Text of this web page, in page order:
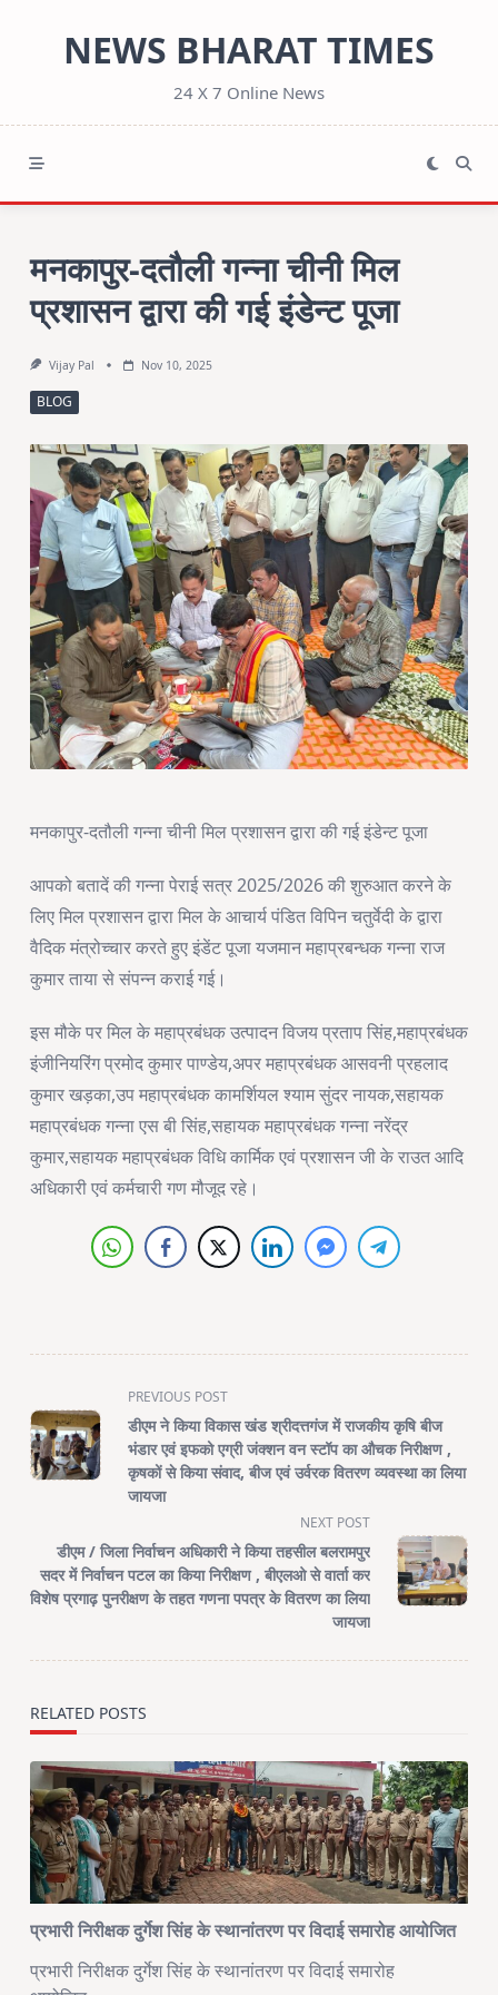
NEWS BHARAT TIMES
24 X 7 Online News
मनकापुर-दतौली गन्ना चीनी मिल
प्रशासन द्वारा की गई इंडेन्ट पूजा
Vijay Pal Nov 10, 2025
BLOG
मनकापुर-दतौली गन्ना चीनी मिल प्रशासन द्वारा की गई इंडेन्ट पूजा
आपको बतादें की गन्ना पेराई सत्र 2025/2026 की शुरुआत करने के
लिए मिल प्रशासन द्वारा मिल के आचार्य पंडित विपिन चतुर्वेदी के द्वारा
वैदिक मंत्रोच्चार करते हुए इंडेंट पूजा यजमान महाप्रबन्धक गन्ना राज
कुमार ताया से संपन्न कराई गई।
इस मौके पर मिल के महाप्रबंधक उत्पादन विजय प्रताप सिंह,महाप्रबंधक
इंजीनियरिंग प्रमोद कुमार पाण्डेय,अपर महाप्रबंधक आसवनी प्रहलाद
कुमार खड़का,उप महाप्रबंधक कामर्शियल श्याम सुंदर नायक,सहायक
महाप्रबंधक गन्ना एस बी सिंह,सहायक महाप्रबंधक गन्ना नरेंद्र
कुमार,सहायक महाप्रबंधक विधि कार्मिक एवं प्रशासन जी के राउत आदि
अधिकारी एवं कर्मचारी गण मौजूद रहे।
class="nav-
subtitle
screen-
PREVIOUS POST
डीएम ने किया विकास खंड श्रीदत्तगंज में राजकीय कृषि बीज
भंडार एवं इफको एग्री जंक्शन वन स्टॉप का औचक निरीक्षण ,
कृषकों से किया संवाद, बीज एवं उर्वरक वितरण व्यवस्था का लिया
जायजा
NEXT POST
डीएम / जिला निर्वाचन अधिकारी ने किया तहसील बलरामपुर
सदर में निर्वाचन पटल का किया निरीक्षण , बीएलओ से वार्ता कर
विशेष प्रगाढ़ पुनरीक्षण के तहत गणना पपत्र के वितरण का लिया
जायजा
RELATED POSTS
प्रभारी निरीक्षक दुर्गेश सिंह के स्थानांतरण पर विदाई समारोह आयोजित
प्रभारी निरीक्षक दुर्गेश सिंह के स्थानांतरण पर विदाई समारोह